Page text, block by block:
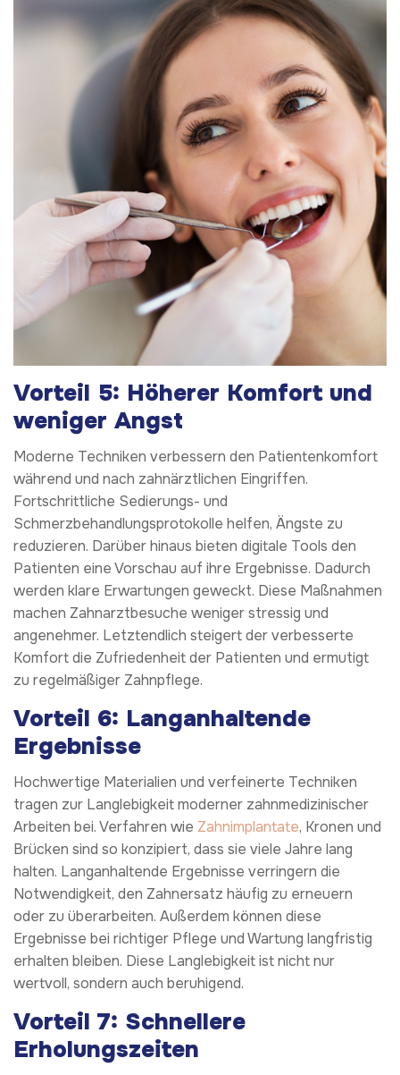
Vorteil 5: Höherer Komfort und
weniger Angst
Moderne Techniken verbessern den Patientenkomfort
während und nach zahnärztlichen Eingriffen.
Fortschrittliche Sedierungs- und
Schmerzbehandlungsprotokolle helfen, Ängste zu
reduzieren. Darüber hinaus bieten digitale Tools den
Patienten eine Vorschau auf ihre Ergebnisse. Dadurch
werden klare Erwartungen geweckt. Diese Maßnahmen
machen Zahnarztbesuche weniger stressig und
angenehmer. Letztendlich steigert der verbesserte
Komfort die Zufriedenheit der Patienten und ermutigt
zu regelmäßiger Zahnpflege.
Vorteil 6: Langanhaltende
Ergebnisse
Hochwertige Materialien und verfeinerte Techniken
tragen zur Langlebigkeit moderner zahnmedizinischer
Arbeiten bei. Verfahren wie Zahnimplantate, Kronen und
Brücken sind so konzipiert, dass sie viele Jahre lang
halten. Langanhaltende Ergebnisse verringern die
Notwendigkeit, den Zahnersatz häufig zu erneuern
oder zu überarbeiten. Außerdem können diese
Ergebnisse bei richtiger Pflege und Wartung langfristig
erhalten bleiben. Diese Langlebigkeit ist nicht nur
wertvoll, sondern auch beruhigend.
Vorteil 7: Schnellere
Erholungszeiten